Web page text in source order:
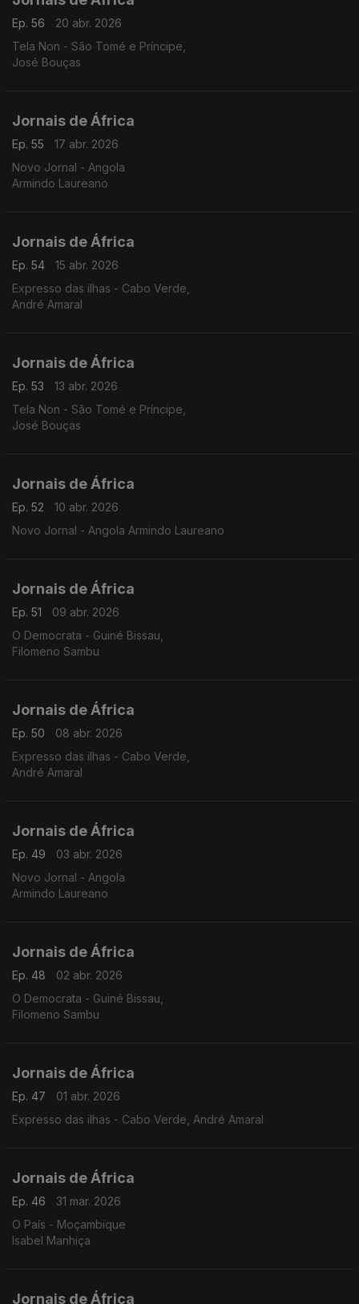
Ep. 56
20 abr. 2026
Tela Non - São Tomé e Príncipe,
José Bouças
Jornais de África
Ep. 55
17 abr. 2026
Novo Jornal - Angola
Armindo Laureano
Jornais de África
Ep. 54
15 abr. 2026
Expresso das ilhas - Cabo Verde,
André Amaral
Jornais de África
Ep. 53
13 abr. 2026
Tela Non - São Tomé e Príncipe,
José Bouças
Jornais de África
Ep. 52
10 abr. 2026
Novo Jornal - Angola Armindo Laureano
Jornais de África
Ep. 51
09 abr. 2026
O Democrata - Guiné Bissau,
Filomeno Sambu
Jornais de África
Ep. 50
08 abr. 2026
Expresso das ilhas - Cabo Verde,
André Amaral
Jornais de África
Ep. 49
03 abr. 2026
Novo Jornal - Angola
Armindo Laureano
Jornais de África
Ep. 48
02 abr. 2026
O Democrata - Guiné Bissau,
Filomeno Sambu
Jornais de África
Ep. 47
01 abr. 2026
Expresso das ilhas - Cabo Verde, André Amaral
Jornais de África
Ep. 46
31 mar. 2026
O País - Moçambique
Isabel Manhiça
Jornais de África